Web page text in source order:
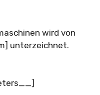
wird von
unterzeichnet.